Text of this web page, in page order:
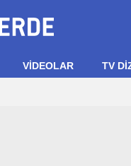
VIDEOLAR TV